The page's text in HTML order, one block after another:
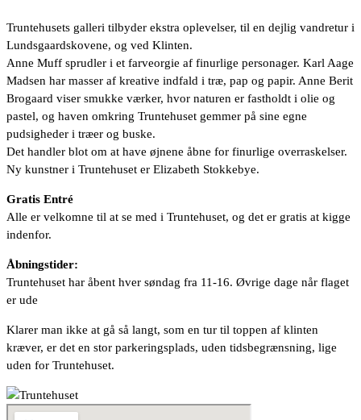
Truntehusets galleri tilbyder ekstra oplevelser, til en dejlig vandretur i
Lundsgaardskovene, og ved Klinten.
Anne Muff sprudler i et farveorgie af finurlige personager. Karl Aage
Madsen har masser af kreative indfald i træ, pap og papir. Anne Berit
Brogaard viser smukke værker, hvor naturen er fastholdt i olie og
pastel, og haven omkring Truntehuset gemmer på sine egne
pudsigheder i træer og buske.
Det handler blot om at have øjnene åbne for finurlige overraskelser.
Ny kunstner i Truntehuset er Elizabeth Stokkebye.
Gratis Entré
Alle er velkomne til at se med i Truntehuset, og det er gratis at kigge
indenfor.
Åbningstider:
Truntehuset har åbent hver søndag fra 11-16. Øvrige dage når flaget
er ude
Klarer man ikke at gå så langt, som en tur til toppen af klinten
kræver, er det en stor parkeringsplads, uden tidsbegrænsning, lige
uden for Truntehuset.